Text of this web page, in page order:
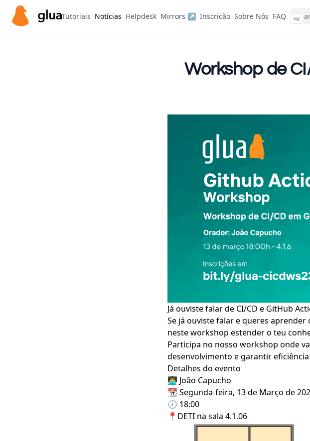
Tutoriais Notícias Helpdesk Mirrors ↗ Inscricão Sobre Nós FAQ ⌘K
Workshop de
Já ouviste falar de CI/CD e GitHub
Se já ouviste falar e queres
neste workshop estender o teu
Participa no nosso workshop onde
desenvolvimento e garantir
Detalhes do evento
👨‍💻 João Capucho
📆 Segunda-feira, 13 de Março de
🕖 18:00
📍DETI na sala 4.1.06